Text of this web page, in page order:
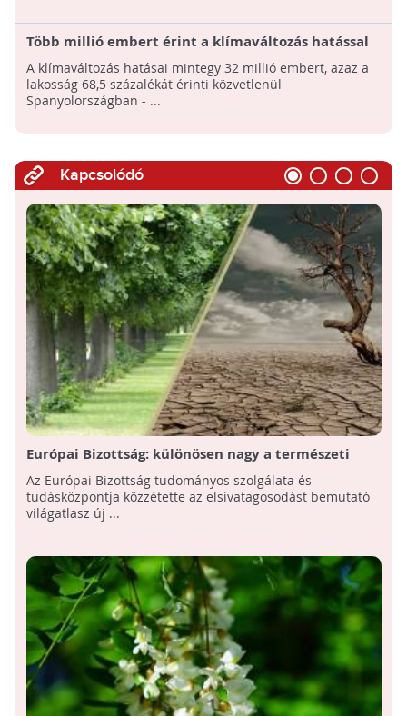
Több millió embert érint a klímaváltozás hatással
Spanyolországban
A klímaváltozás hatásai mintegy 32 millió embert, azaz a
lakosság 68,5 százalékát érinti közvetlenül
Spanyolországban - ...
Kapcsolódó
Európai Bizottság: különösen nagy a természeti
erőforrásokra nehezedő nyomás
Az Európai Bizottság tudományos szolgálata és
tudásközpontja közzétette az elsivatagosodást bemutató
világatlasz új ...